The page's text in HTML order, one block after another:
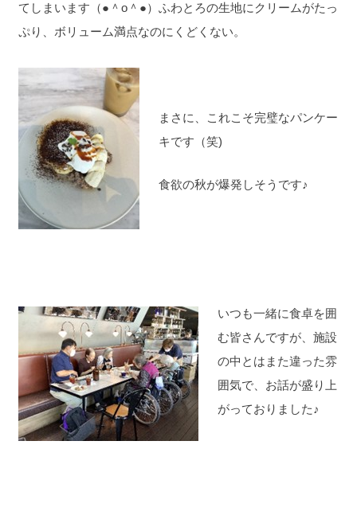
てしまいます（●＾o＾●）ふわとろの生地にクリームがたっ
ぷり、ボリューム満点なのにくどくない。
まさに、これこそ完璧なパンケー
キです（笑)
食欲の秋が爆発しそうです♪
いつも一緒に食卓を囲
む皆さんですが、施設
の中とはまた違った雰
囲気で、お話が盛り上
がっておりました♪